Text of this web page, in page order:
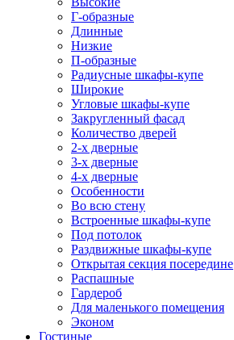
Г-образные
Длинные
Низкие
П-образные
Радиусные шкафы-купе
Широкие
Угловые шкафы-купе
Закругленный фасад
Количество дверей
2-х дверные
3-х дверные
4-х дверные
Особенности
Во всю стену
Встроенные шкафы-купе
Под потолок
Раздвижные шкафы-купе
Открытая секция посередине
Распашные
Гардероб
Для маленького помещения
Эконом
Гостиные